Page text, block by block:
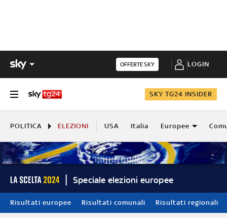
OFFERTE SKY LOGIN
SKY TG24 INSIDER
POLITICA ELEZIONI USA Italia Europee
Speciale elezioni europee
Risultati europee Risultati comunali Risultati regionali